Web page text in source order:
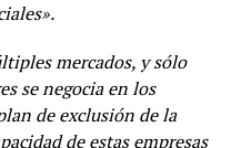
mercados, y sólo
se negocia en los
de exclusión de la
de estas empresas